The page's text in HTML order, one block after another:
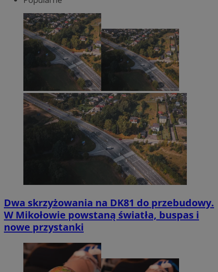
Dwa skrzyżowania na DK81 do przebudowy.
W Mikołowie powstaną światła, buspas i
nowe przystanki